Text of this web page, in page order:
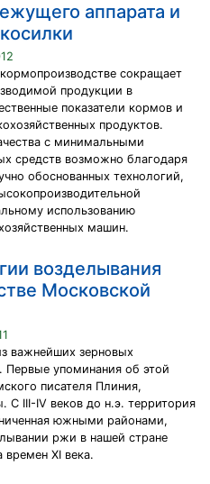
аппарата и
сокращает
продукции в
показатели кормов и
продуктов.
с минимальными
средств возможно благодаря
обоснованных технологий,
использованию
машин.
возделывания
Московской
важнейших зерновых
Первые упоминания об этой
писателя Плиния,
С III-IV веков до н.э. территория
южными районами,
ржи в нашей стране
времен XI века.